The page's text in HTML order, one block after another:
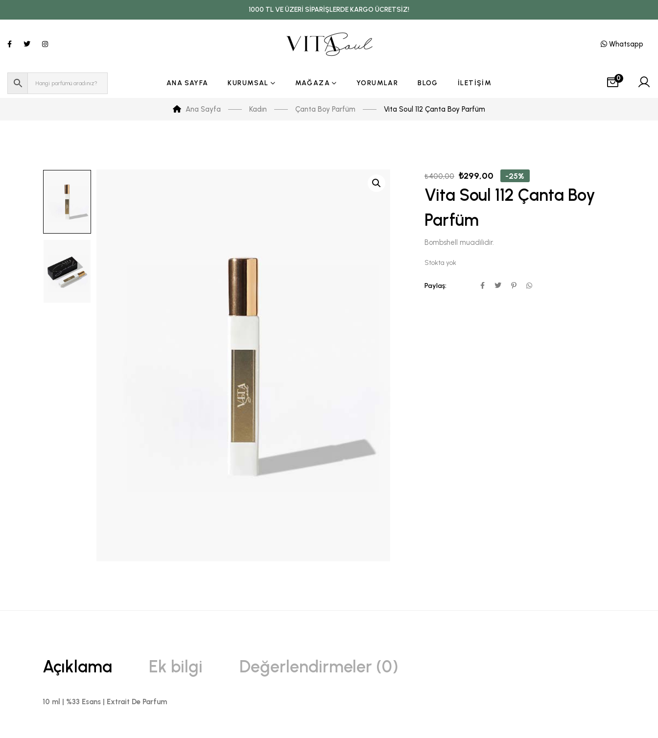
1000 TL VE ÜZERI SIPARIŞLERDE KARGO ÜCRETSIZ!
Whatsapp
ANA SAYFA KURUMSAL MAĞAZA YORUMLAR BLOG İLETIŞIM
0
Ana Sayfa Kadın Çanta Boy Parfüm Vita Soul 112 Çanta Boy Parfüm
₺400,00 ₺299,00 -25%
Vita Soul 112 Çanta Boy
Parfüm
Bombshell muadilidir.
Stokta yok
Paylaş:
Açıklama Ek bilgi Değerlendirmeler (0)
10 ml | %33 Esans | Extrait De Parfum